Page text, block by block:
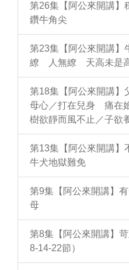
第26集【阿公來開講
鑽牛角尖
第23集【阿公來開講
繚 人無繚 天高未是
第18集【阿公來開講
母心／打在兒身 痛在
樹欲靜而風不止／子欲
第13集【阿公來開講】
牛犬地獄難免
第9集【阿公來開講】
母
第8集【阿公來開講】
8-14-22節）